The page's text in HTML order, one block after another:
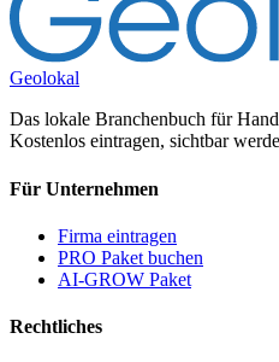
Geolokal
Das lokale Branchenbuch für
Kostenlos eintragen, sichtbar
Für Unternehmen
Firma eintragen
PRO Paket buchen
AI-GROW Paket
Rechtliches